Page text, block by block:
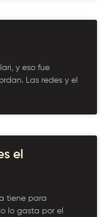
y eso fue
Las redes y el
el
tiene para
lo gasta por el